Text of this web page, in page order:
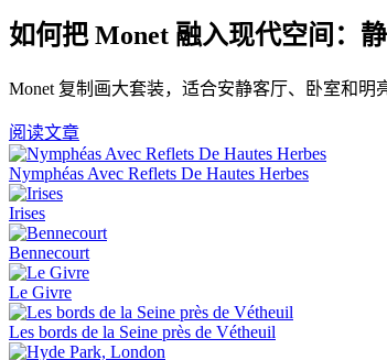
如何把 Monet 融入现代空间：静
Monet 复制画大套装，适合安静客厅、卧室和明
阅读文章
Nymphéas Avec Reflets De Hautes Herbes
Irises
Bennecourt
Le Givre
Les bords de la Seine près de Vétheuil